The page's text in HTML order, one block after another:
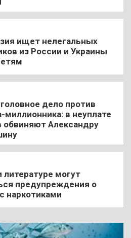
ищет нелегальных
из России и Украины
дело против
миллионника: в неуплате
обвиняют Александру
литературе могут
предупреждения о
наркотиками